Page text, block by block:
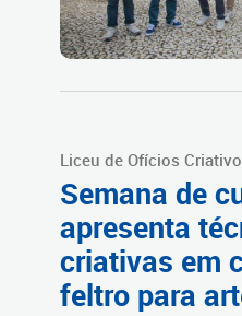
Liceu de Ofícios
Semana de
apresenta
criativas em
feltro para